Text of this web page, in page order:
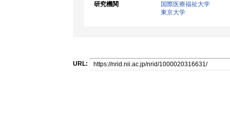
研究機関
国際医療福祉大学
東京大学
URL: